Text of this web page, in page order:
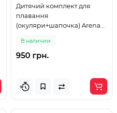
Дитячий комплект для
плавання
(окуляри+шапочка) Arena
В наличии
950 грн.